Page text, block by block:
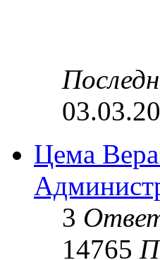
Цема
3
14765